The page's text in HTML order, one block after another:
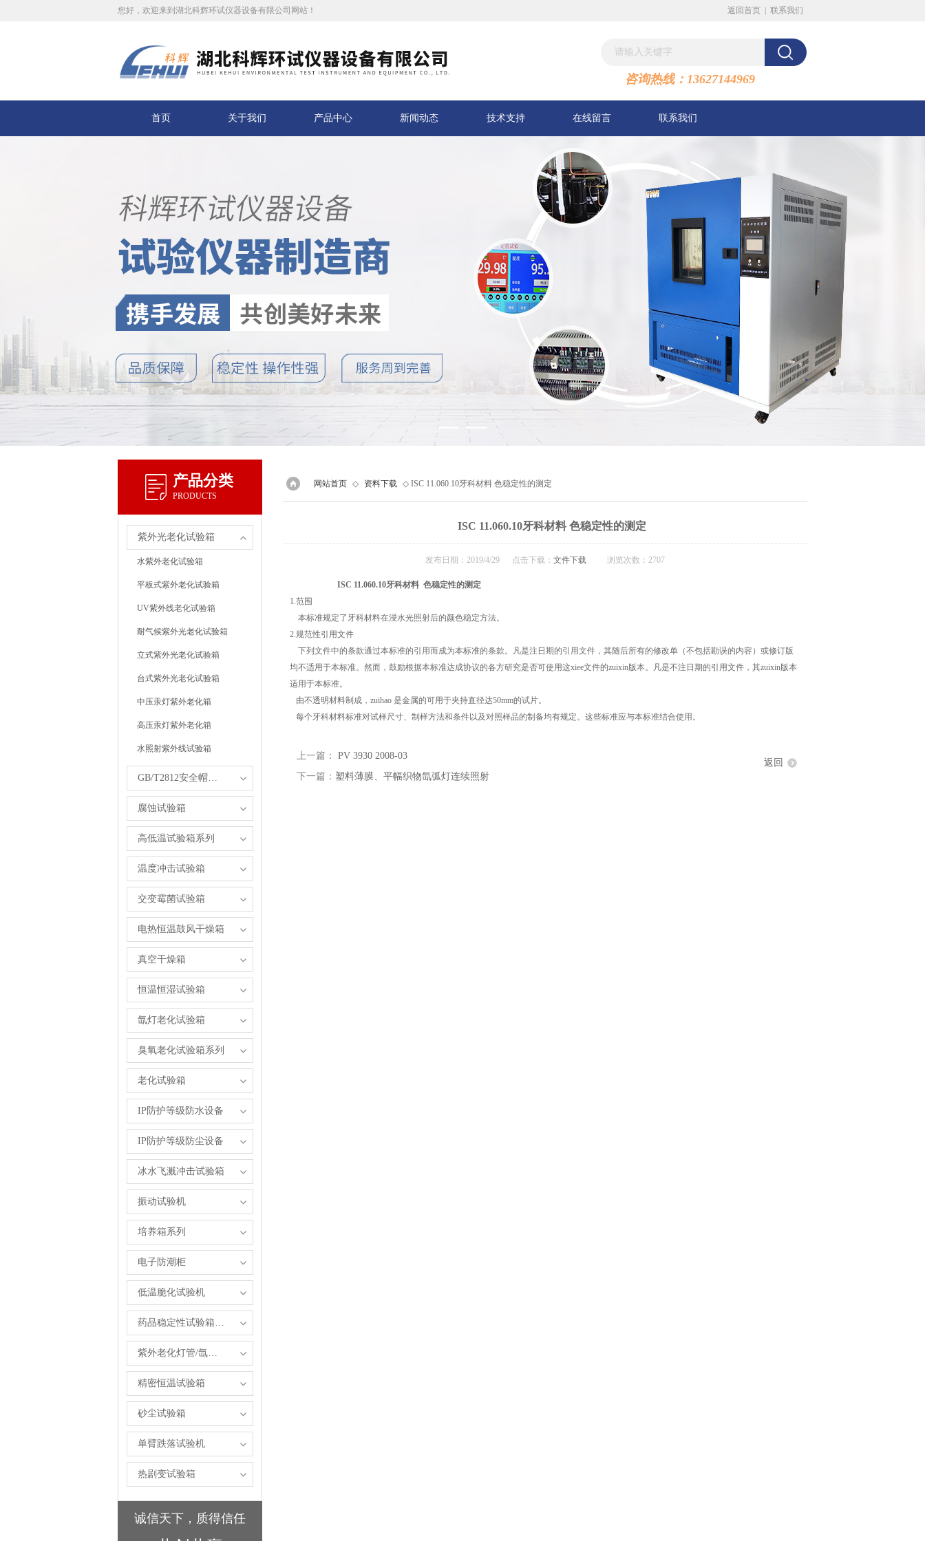
您好，欢迎来到湖北科辉环试仪器设备有限公司网站！ 返回首页 联系我们
咨询热线：13627144969
首页 关于我们 产品中心 新闻动态 技术支持 在线留言 联系我们
产品分类
PRODUCTS
紫外光老化试验箱
水紫外老化试验箱
平板式紫外老化试验箱
UV紫外线老化试验箱
耐气候紫外光老化试验箱
立式紫外光老化试验箱
台式紫外光老化试验箱
中压汞灯紫外老化箱
高压汞灯紫外老化箱
水照射紫外线试验箱
GB/T2812安全帽试验箱
腐蚀试验箱
高低温试验箱系列
温度冲击试验箱
交变霉菌试验箱
电热恒温鼓风干燥箱
真空干燥箱
恒温恒湿试验箱
氙灯老化试验箱
臭氧老化试验箱系列
老化试验箱
IP防护等级防水设备
IP防护等级防尘设备
冰水飞溅冲击试验箱
振动试验机
培养箱系列
电子防潮柜
低温脆化试验机
药品稳定性试验箱系列
紫外老化灯管/氙弧灯管
精密恒温试验箱
砂尘试验箱
单臂跌落试验机
热剧变试验箱
诚信天下，质得信任
网站首页 ◇ 资料下载 ◇ ISC 11.060.10牙科材料 色稳定性的测定
ISC 11.060.10牙科材料 色稳定性的测定
发布日期：2019/4/29 点击下载： 文件下载 浏览次数：2707
ISC 11.060.10牙科材料 色稳定性的测定
1.范围
本标准规定了牙科材料在浸水光照射后的颜色稳定方法。
2.规范性引用文件
下列文件中的条款通过本标准的引用而成为本标准的条款。凡是注日期的引用文件，其随后所有的修改单（不包括勘误的内容）或修订版
均不适用于本标准。然而，鼓励根据本标准达成协议的各方研究是否可使用这xiee文件的zuixin版本。凡是不注日期的引用文件，其zuixin版本
适用于本标准。
由不透明材料制成，zuihao 是金属的可用于夹持直径达50mm的试片。
每个牙科材料标准对试样尺寸、制样方法和条件以及对照样品的制备均有规定。这些标准应与本标准结合使用。
上一篇： PV 3930 2008-03
下一篇： 塑料薄膜、平幅织物氙弧灯连续照射
返回